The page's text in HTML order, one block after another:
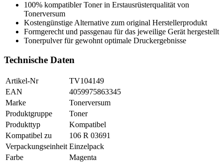
100% kompatibler Toner in Erstausrüsterqualität von
Tonerversum
Kostengünstige Alternative zum original Herstellerprodukt
Formgerecht und passgenau für das jeweilige Gerät hergestellt
Tonerpulver für gewohnt optimale Druckergebnisse
Technische Daten
Artikel-Nr
TV104149
EAN
4059975863345
Marke
Tonerversum
Produktgruppe
Toner
Produkttyp
Kompatibel
Kompatibel zu
106 R 03691
Verpackungseinheit Einzelpack
Farbe
Magenta